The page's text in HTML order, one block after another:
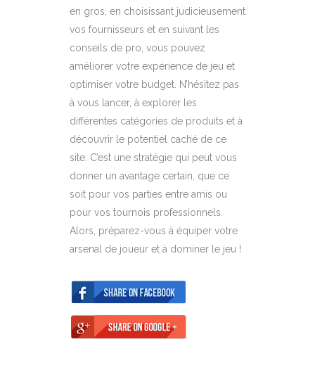
en gros, en choisissant judicieusement
vos fournisseurs et en suivant les
conseils de pro, vous pouvez
améliorer votre expérience de jeu et
optimiser votre budget. N’hésitez pas
à vous lancer, à explorer les
différentes catégories de produits et à
découvrir le potentiel caché de ce
site. C’est une stratégie qui peut vous
donner un avantage certain, que ce
soit pour vos parties entre amis ou
pour vos tournois professionnels.
Alors, préparez-vous à équiper votre
arsenal de joueur et à dominer le jeu !